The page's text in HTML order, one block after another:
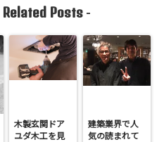
Related Posts-
木製玄関ドア
ユダ木工を見
建築業界で人
気の読まれて